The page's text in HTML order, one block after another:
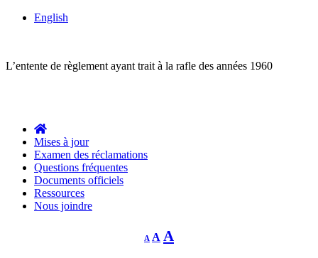
English
L’entente de règlement ayant trait à la rafle des années 1960
Mises à jour
Examen des réclamations
Questions fréquentes
Documents officiels
Ressources
Nous joindre
A
Decrease
font
A Reset
font
A